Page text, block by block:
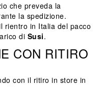
che preveda la
la spedizione.
rientro in Italia del pacco
di Susi.
CON RITIRO
con il ritiro in store in